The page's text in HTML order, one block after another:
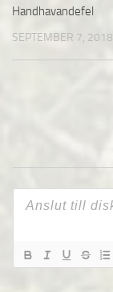
Handhavandefel
SEPTEMBER 7, 2018